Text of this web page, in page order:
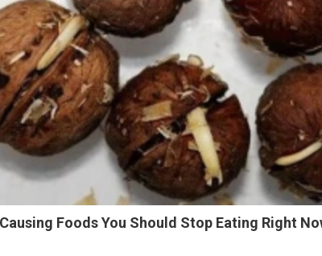
Foods You Should Stop Eating Right